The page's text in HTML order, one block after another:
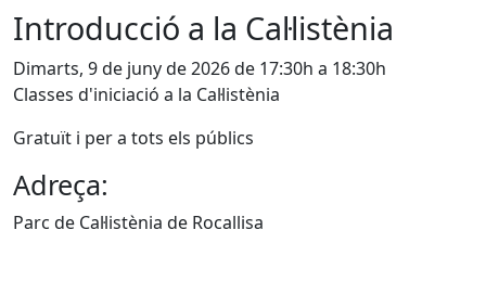
Introducció a la Cal·listènia
Dimarts, 9 de juny de 2026 de 17:30h a 18:30h
Classes d'iniciació a la Cal·listènia
Gratuït i per a tots els públics
Adreça:
Parc de Cal·listènia de Rocallisa